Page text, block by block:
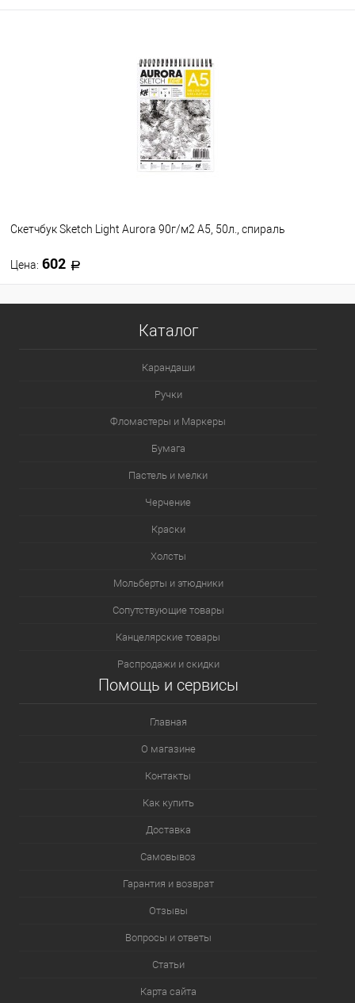
Скетчбук Sketch Light Aurora 90г/м2 А5, 50л., спираль
Цена: 602
Каталог
Карандаши
Ручки
Фломастеры и Маркеры
Бумага
Пастель и мелки
Черчение
Краски
Холсты
Мольберты и этюдники
Сопутствующие товары
Канцелярские товары
Распродажи и скидки
Помощь и сервисы
Главная
О магазине
Контакты
Как купить
Доставка
Самовывоз
Гарантия и возврат
Отзывы
Вопросы и ответы
Статьи
Карта сайта